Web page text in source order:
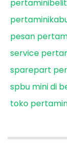
pesan
service
sparepart
spbu mini di
toko